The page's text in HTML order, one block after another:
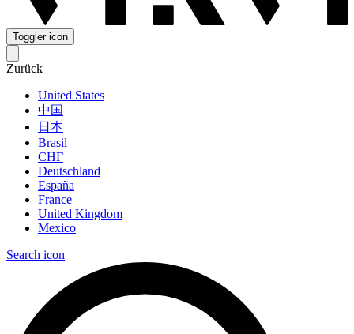
Toggler icon
Zurück
United States
中国
日本
Brasil
СНГ
Deutschland
España
France
United Kingdom
Mexico
Search icon